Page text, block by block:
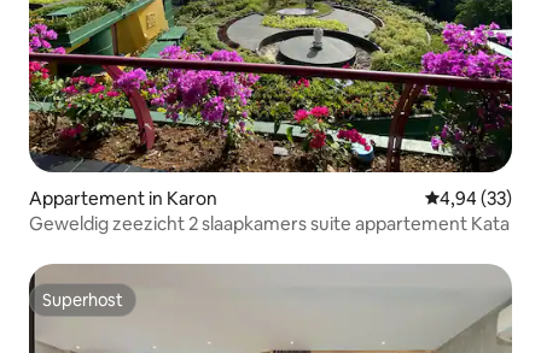
Appartement in Karon Gemiddelde
4,94 (33)
Geweldig zeezicht 2 slaapkamers suite appartement Kata
Superhost
Superhost